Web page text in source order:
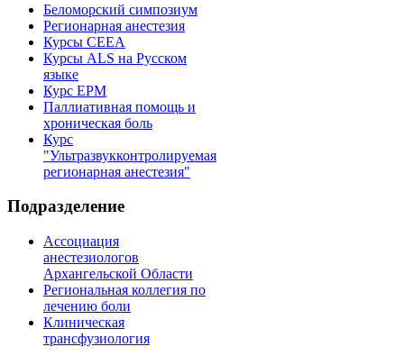
Беломорский симпозиум
Регионарная анестезия
Курсы CEEA
Курсы ALS на Русском
языке
Курс EPM
Паллиативная помощь и
хроническая боль
Курс
"Ультразвукконтролируемая
регионарная анестезия"
Подразделение
Ассоциация
анестезиологов
Архангельской Области
Региональная коллегия по
лечению боли
Клиническая
трансфузиология